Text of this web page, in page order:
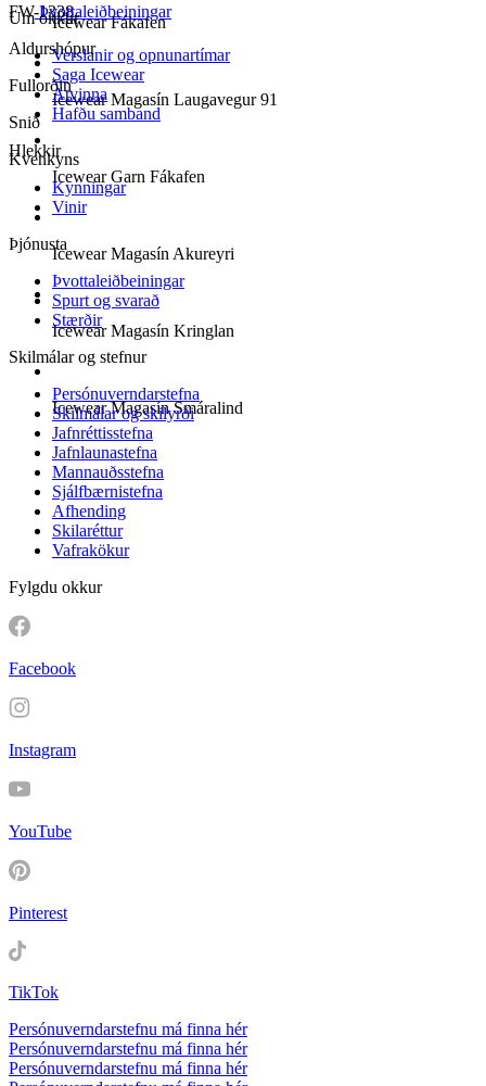
Icewear Fákafen
Icewear Magasín Laugavegur 91
Icewear Garn Fákafen
Icewear Magasín Akureyri
Icewear Magasín Kringlan
Icewear Magasín Smáralind
FW-1338
Aldurshópur
Fullorðin
Snið
Kvenkyns
Þvottaleiðbeiningar
Um okkur
Verslanir og opnunartímar
Saga Icewear
Atvinna
Hafðu samband
Hlekkir
Kynningar
Vinir
Þjónusta
Þvottaleiðbeiningar
Spurt og svarað
Stærðir
Skilmálar og stefnur
Persónuverndarstefna
Skilmálar og skilyrði
Jafnréttisstefna
Jafnlaunastefna
Mannauðsstefna
Sjálfbærnistefna
Afhending
Skilaréttur
Vafrakökur
Fylgdu okkur
Facebook
Instagram
YouTube
Pinterest
TikTok
Persónuverndarstefnu má finna hér
Persónuverndarstefnu má finna hér
Persónuverndarstefnu má finna hér